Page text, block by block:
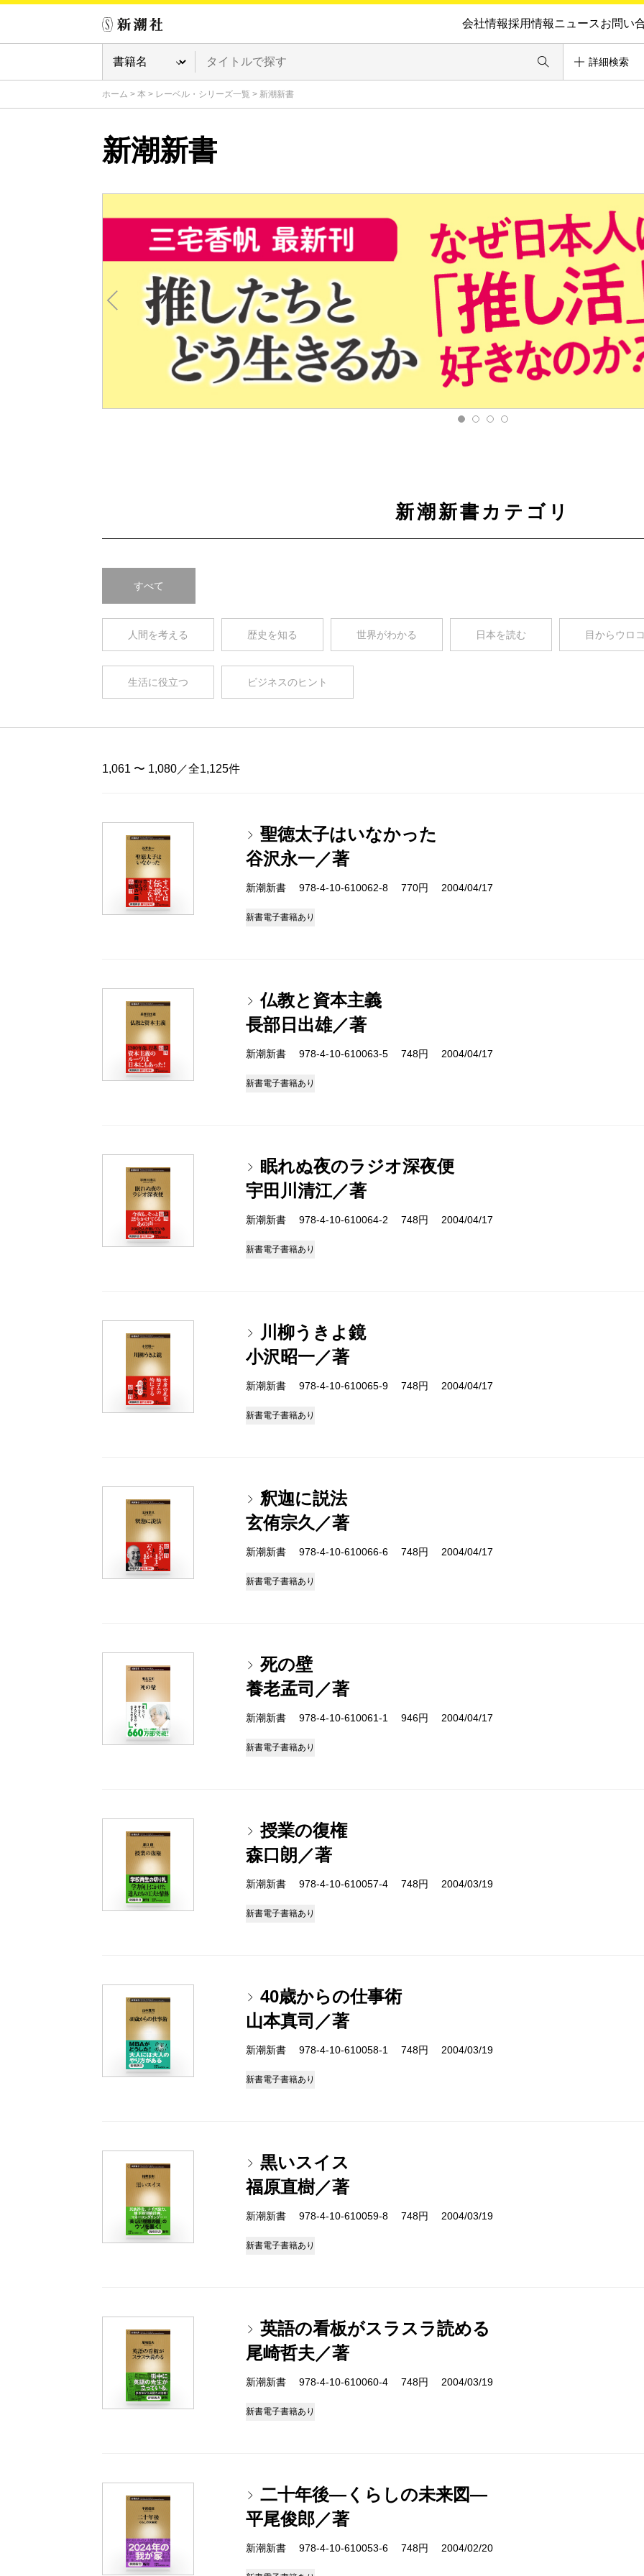
会社情報採用情報ニュースお問い
詳細検索
ホーム > 本 > レーベル・シリーズ一覧 > 新潮新書
新潮新書
新潮新書カテゴリ
すべて
人間を考える 歴史を知る 世界がわかる 日本を読む 目からウロコ
生活に役立つ ビジネスのヒント
1,061 〜 1,080／全1,125件
聖徳太子はいなかった
谷沢永一／著
新潮新書 978-4-10-610062-8 770円 2004/04/17
新書電子書籍あり
仏教と資本主義
長部日出雄／著
新潮新書 978-4-10-610063-5 748円 2004/04/17
新書電子書籍あり
眠れぬ夜のラジオ深夜便
宇田川清江／著
新潮新書 978-4-10-610064-2 748円 2004/04/17
新書電子書籍あり
川柳うきよ鏡
小沢昭一／著
新潮新書 978-4-10-610065-9 748円 2004/04/17
新書電子書籍あり
釈迦に説法
玄侑宗久／著
新潮新書 978-4-10-610066-6 748円 2004/04/17
新書電子書籍あり
死の壁
養老孟司／著
新潮新書 978-4-10-610061-1 946円 2004/04/17
新書電子書籍あり
授業の復権
森口朗／著
新潮新書 978-4-10-610057-4 748円 2004/03/19
新書電子書籍あり
40歳からの仕事術
山本真司／著
新潮新書 978-4-10-610058-1 748円 2004/03/19
新書電子書籍あり
黒いスイス
福原直樹／著
新潮新書 978-4-10-610059-8 748円 2004/03/19
新書電子書籍あり
英語の看板がスラスラ読める
尾崎哲夫／著
新潮新書 978-4-10-610060-4 748円 2004/03/19
新書電子書籍あり
二十年後―くらしの未来図―
平尾俊郎／著
新潮新書 978-4-10-610053-6 748円 2004/02/20